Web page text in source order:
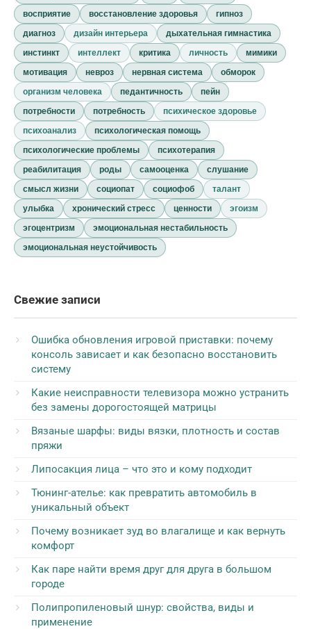
восприятие
восстановление здоровья
гипноз
диагноз
дизайн интерьера
дыхательная гимнастика
инстинкт
интеллект критика личность
мимики
мотивация
невроз нервная система
обморок
организм человека
педантичность
пейн
потребности
потребность
психическое здоровье
психоанализ
психологическая помощь
психологические проблемы
психотерапия
реабилитация
роды самооценка
слушание
смысл жизни
социопат социофоб
талант
улыбка
хронический стресс ценности
эгоизм
эгоцентризм
эмоциональная нестабильность
эмоциональная неустойчивость
Свежие записи
Ошибка обновления игровой приставки: почему
консоль зависает и как безопасно восстановить
систему
Какие неисправности телевизора можно устранить
без замены дорогостоящей матрицы
Вязаные шарфы: виды вязки, плотность и состав
пряжи
Липосакция лица – что это и кому подходит
Тюнинг-ателье: как превратить автомобиль в
уникальный объект
Почему возникает зуд во влагалище и как вернуть
комфорт
Как паре найти время друг для друга в большом
городе
Полипропиленовый шнур: свойства, виды и
применение